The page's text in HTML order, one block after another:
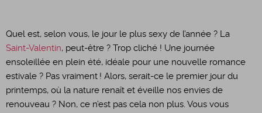
Quel est, selon vous, le jour le plus sexy de l’année ? La
Saint-Valentin, peut-être ? Trop cliché ! Une journée
ensoleillée en plein été, idéale pour une nouvelle romance
estivale ? Pas vraiment ! Alors, serait-ce le premier jour du
printemps, où la nature renaît et éveille nos envies de
renouveau ? Non, ce n’est pas cela non plus. Vous vous